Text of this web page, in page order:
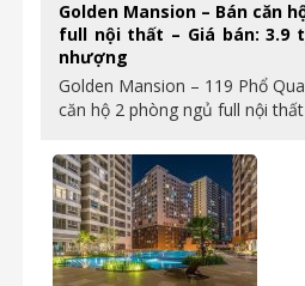
Golden Mansion – Bán căn
full nội thất – Giá bán: 3.9
nhượng
Golden Mansion – 119 Phổ
căn hộ 2 phòng ngủ full nội